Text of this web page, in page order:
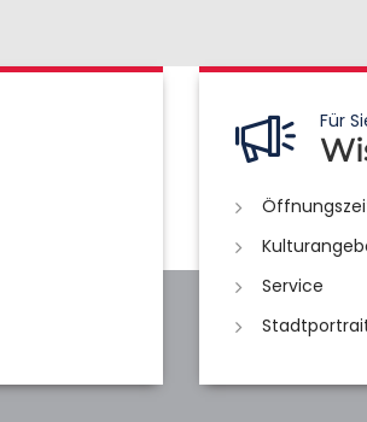
Für
Service